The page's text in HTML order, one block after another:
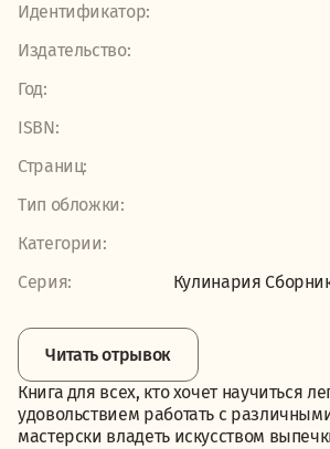
Идентификатор:
Издательство:
Год:
ISBN:
Страниц:
Тип обложки:
Категории:
Серия:
Кулинария
Читать отрывок
Книга для всех, кто хочет научиться
удовольствием работать с
мастерски владеть искусством